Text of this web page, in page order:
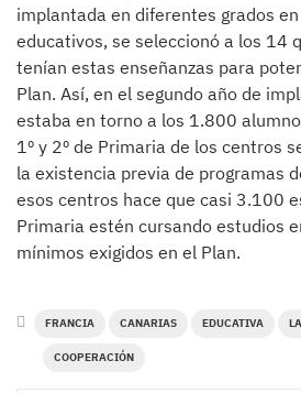
implantada en diferentes grados
educativos, se seleccionó a los 14
tenían estas enseñanzas para
Plan. Así, en el segundo año de
estaba en torno a los 1.800
1º y 2º de Primaria de los centros
la existencia previa de programas
esos centros hace que casi 3.100
Primaria estén cursando estudios
mínimos exigidos en el Plan.
FRANCIA CANARIAS EDUCATIVA
COOPERACIÓN